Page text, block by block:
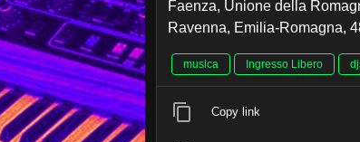
Faenza, Unione della
Ravenna, Emilia-Romagna,
musica Ingresso Libero
Copy link